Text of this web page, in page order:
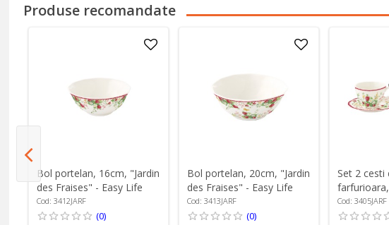
Produse recomandate
Bol portelan, 16cm, "Jardin
des Fraises" - Easy Life
Cod: 3412JARF
(0)
Bol portelan, 20cm, "Jardin
des Fraises" - Easy Life
Cod: 3413JARF
(0)
Set 2 cesti
120ml,
- Easy Life
Cod: 3405JARF